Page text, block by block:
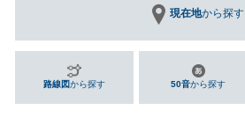
路線図から探す 50音から探す
現在地から探す